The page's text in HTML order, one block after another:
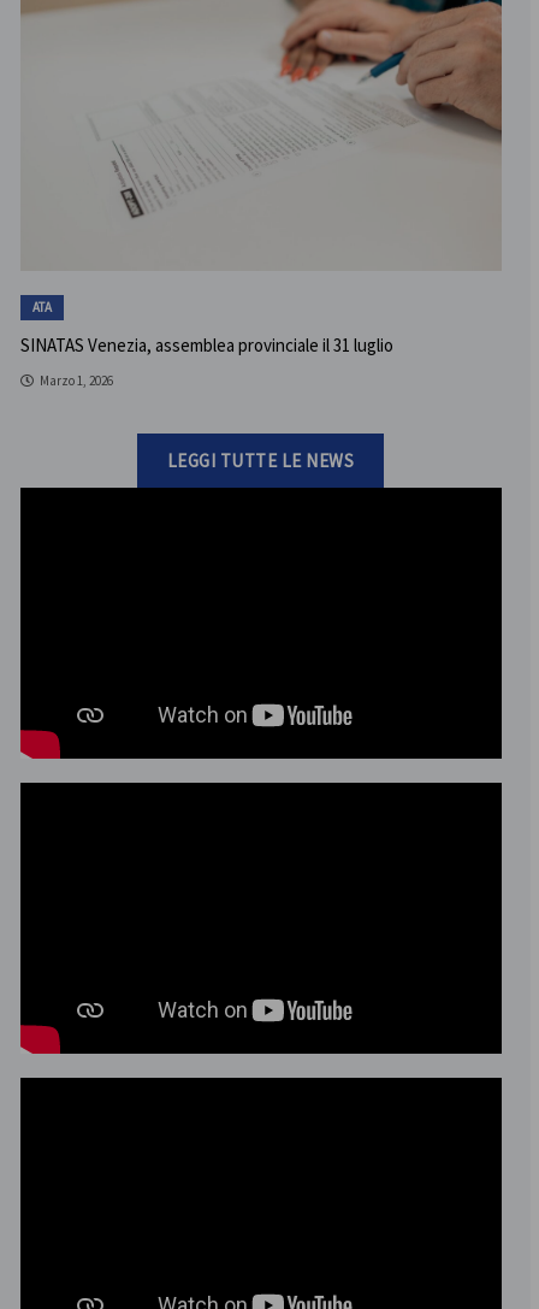
ATA
SINATAS Venezia, assemblea provinciale il 31 luglio
Marzo 1, 2026
LEGGI TUTTE LE NEWS